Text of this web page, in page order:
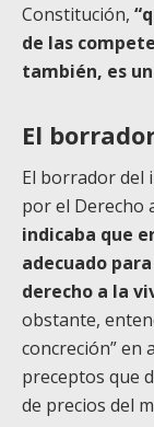
Constitución,
de las
también, es
El
El borrador del
por el Derecho
indicaba que
adecuado
derecho a la
obstante,
concreción” en
preceptos que
de precios del